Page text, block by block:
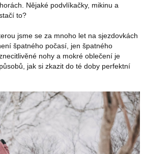
Nějaké podvlíkačky, mikinu a
to?
jsme se za mnoho let na sjezdovkách
špatného počasí, jen špatného
nohy a mokré oblečení je
jak si zkazit do té doby perfektní